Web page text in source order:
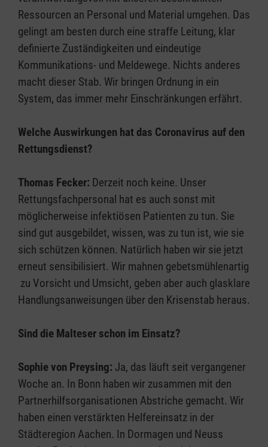
Ressourcen an Personal und Material umgehen. Das
gelingt am besten durch eine straffe Leitung, klar
definierte Zuständigkeiten und eindeutige
Kommunikations- und Meldewege. Nichts anderes
macht dieser Stab. Wir bringen Ordnung in ein
System, das immer mehr Einschränkungen erfährt.
Welche Auswirkungen hat das Coronavirus auf den
Rettungsdienst?
Thomas Fecker: Derzeit noch keine. Unser
Rettungsfachpersonal hat es auch sonst mit
möglicherweise infektiösen Patienten zu tun. Sie
sind gut ausgebildet, wissen, was zu tun ist, wie sie
sich schützen können. Natürlich haben wir sie jetzt
erneut sensibilisiert. Wir mahnen gebetsmühlenartig
zu Vorsicht und Umsicht, geben aber auch glasklare
Handlungsanweisungen über den Krisenstab heraus.
Sind die Malteser schon im Einsatz?
Sophie von Preysing: Ja, das läuft seit vergangener
Woche an. In Bonn haben wir zusammen mit den
Partnerhilfsorganisationen Abstriche gemacht. Wir
haben einen verstärkten Helfereinsatz in der
Städteregion Aachen. In Dormagen und Neuss